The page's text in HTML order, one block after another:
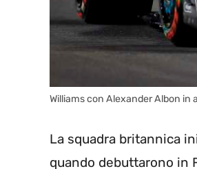
Williams con Alexander Albon
La squadra britannica
quando debuttarono in